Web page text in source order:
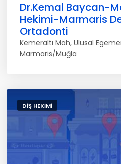
Dr.Kemal Baycan-
Hekimi-Marmaris
Ortadonti
Kemeraltı Mah, Ulusal
Marmaris/Muğla
DIŞ HEKIMI